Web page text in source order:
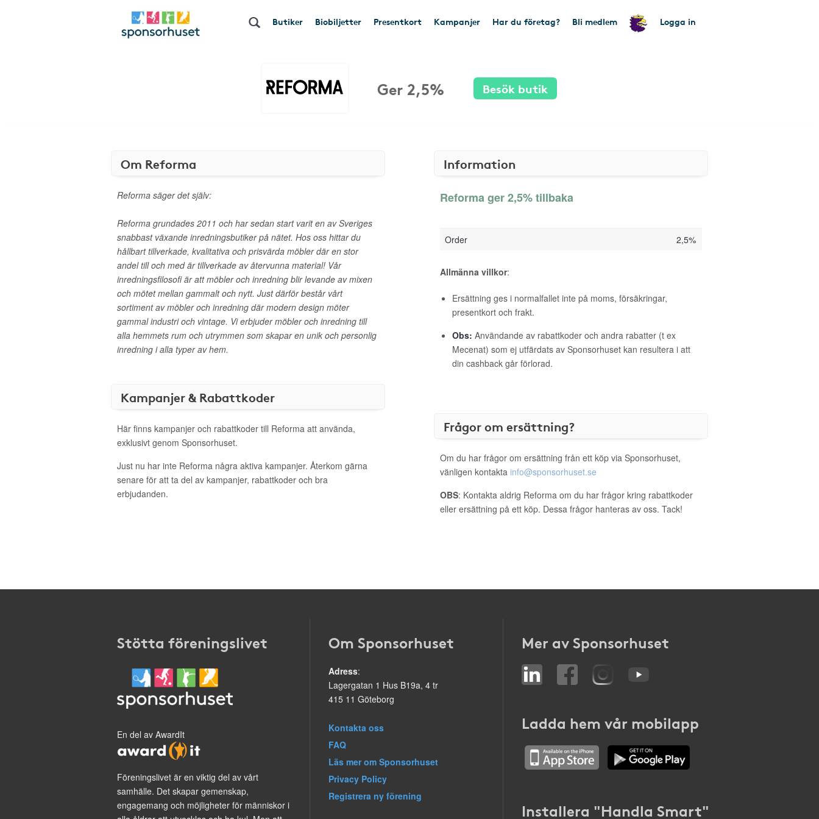
Butiker Biobiljetter Presentkort Kampanjer Har du företag? Bli medlem Logga in
Ger 2,5% Besök butik
Om Reforma
Reforma säger det själv:
Reforma grundades 2011 och har sedan start varit en av Sveriges
snabbast växande inredningsbutiker på nätet. Hos oss hittar du
hållbart tillverkade, kvalitativa och prisvärda möbler där en stor
andel till och med är tillverkade av återvunna material! Vår
inredningsfilosofi är att möbler och inredning blir levande av mixen
och mötet mellan gammalt och nytt. Just därför består vårt
sortiment av möbler och inredning där modern design möter
gammal industri och vintage. Vi erbjuder möbler och inredning till
alla hemmets rum och utrymmen som skapar en unik och personlig
inredning i alla typer av hem.
Kampanjer & Rabattkoder
Här finns kampanjer och rabattkoder till Reforma att använda,
exklusivt genom Sponsorhuset.
Just nu har inte Reforma några aktiva kampanjer. Återkom gärna
senare för att ta del av kampanjer, rabattkoder och bra
erbjudanden.
Information
Reforma ger 2,5% tillbaka
Order 2,5%
Allmänna villkor:
Ersättning ges i normalfallet inte på moms, försäkringar,
presentkort och frakt.
Obs: Användande av rabattkoder och andra rabatter (t ex
Mecenat) som ej utfärdats av Sponsorhuset kan resultera i att
din cashback går förlorad.
Frågor om ersättning?
Om du har frågor om ersättning från ett köp via Sponsorhuset,
vänligen kontakta info@sponsorhuset.se
OBS: Kontakta aldrig Reforma om du har frågor kring rabattkoder
eller ersättning på ett köp. Dessa frågor hanteras av oss. Tack!
Stötta föreningslivet
En del av AwardIt
Föreningslivet är en viktig del av vårt
samhälle. Det skapar gemenskap,
engagemang och möjligheter för människor i
Om Sponsorhuset
Adress:
Lagergatan 1 Hus B19a, 4 tr
415 11 Göteborg
Kontakta oss
FAQ
Läs mer om Sponsorhuset
Privacy Policy
Registrera ny förening
Mer av Sponsorhuset
Ladda hem vår mobilapp
Installera "Handla Smart"